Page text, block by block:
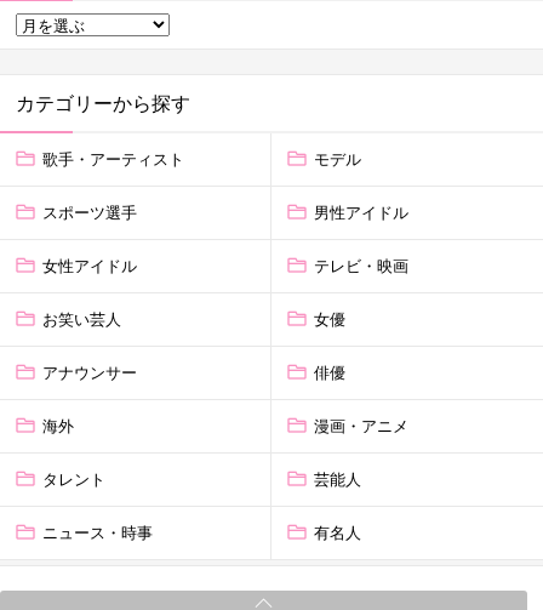
カテゴリーから探す
歌手・アーティスト モデル
スポーツ選手 男性アイドル
女性アイドル テレビ・映画
お笑い芸人 女優
アナウンサー 俳優
海外 漫画・アニメ
タレント 芸能人
ニュース・時事 有名人